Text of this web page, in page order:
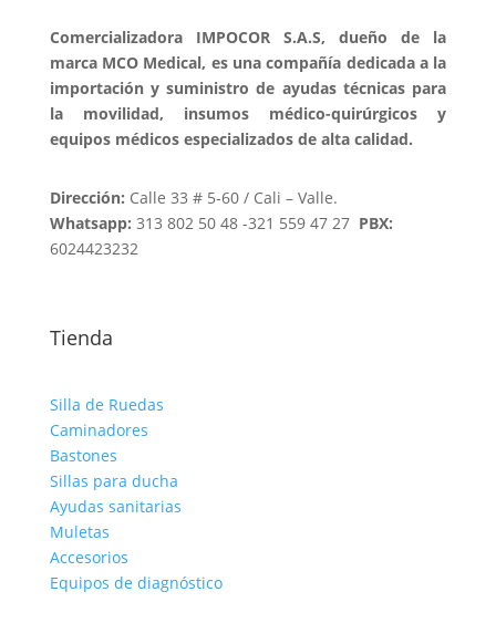
Comercializadora IMPOCOR S.A.S, dueño de la
marca MCO Medical, es una compañía dedicada a la
importación y suministro de ayudas técnicas para
la movilidad, insumos médico-quirúrgicos y
equipos médicos especializados de alta calidad.
Dirección: Calle 33 # 5-60 / Cali – Valle.
Whatsapp: 313 802 50 48 -321 559 47 27 PBX:
6024423232
Tienda
Silla de Ruedas
Caminadores
Bastones
Sillas para ducha
Ayudas sanitarias
Muletas
Accesorios
Equipos de diagnóstico